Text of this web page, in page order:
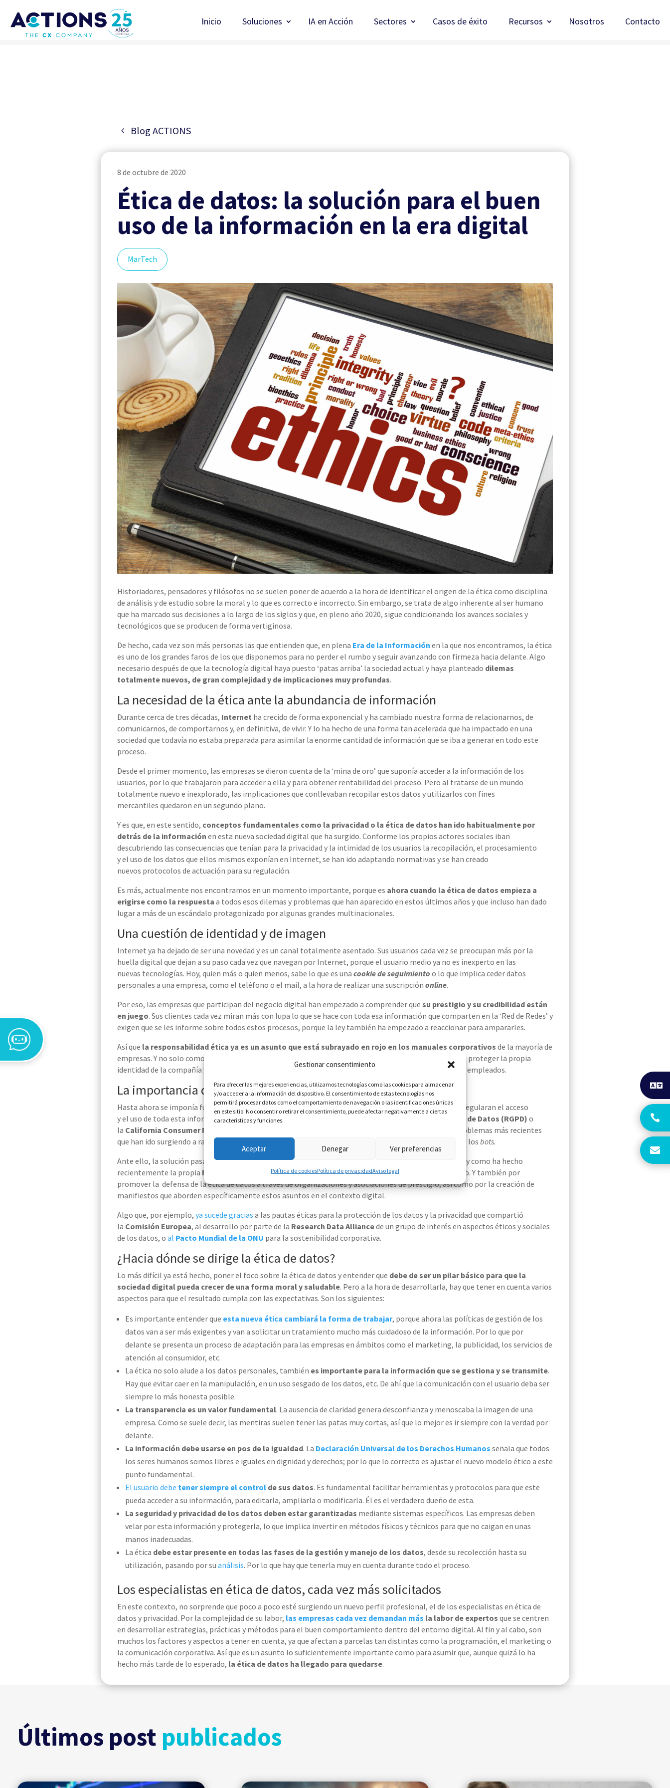
Gestionar consentimiento
Para ofrecer las mejores experiencias, utilizamos tecnologías como las cookies para almacenar
y/o acceder a la información del dispositivo. El consentimiento de estas tecnologías nos
permitirá procesar datos como el comportamiento de navegación o las identificaciones únicas
en este sitio. No consentir o retirar el consentimiento, puede afectar negativamente a ciertas
características y funciones.
Aceptar Denegar Ver preferencias
Política de cookiesPolítica de privacidadAviso legal
Inicio Soluciones IA en Acción Sectores Casos de éxito Recursos Nosotros Contacto
Blog ACTIONS
8 de octubre de 2020
Ética de datos: la solución para el buen
uso de la información en la era digital
MarTech
Historiadores, pensadores y filósofos no se suelen poner de acuerdo a la hora de identificar el origen de la ética como disciplina
de análisis yde estudio sobre la moral y lo que es correcto e incorrecto. Sin embargo, se trata de algo inherente al ser humano
que ha marcado sus decisiones a lo largo de los siglos y que, en pleno año 2020, sigue condicionando los avances sociales y
tecnológicos que se producen de forma vertiginosa.
De hecho, cada vez son más personas las que entienden que, en plena Era de la Información en la que nos encontramos, la ética
es uno de los grandes faros de los que disponemos para no perder el rumbo y seguir avanzando con firmeza hacia delante. Algo
necesario después de que la tecnología digital haya puesto ‘patas arriba’ la sociedad actual y haya planteado dilemas
totalmente nuevos, de gran complejidad y de implicaciones muy profundas.
La necesidad de la ética ante la abundancia de información
Durante cerca de tres décadas, Internet ha crecido de forma exponencial y ha cambiado nuestra forma de relacionarnos, de
comunicarnos, de comportarnos y, en definitiva, de vivir. Y lo ha hecho de una forma tan acelerada que ha impactado en una
sociedad que todavía no estaba preparada para asimilar la enorme cantidad de información que se iba a generar en todo este
proceso.
Desde el primer momento, las empresas se dieron cuenta de la ‘mina de oro’ que suponía acceder a la información de los
usuarios, por lo que trabajaron para acceder a ella y para obtener rentabilidad del proceso. Pero al tratarse de un mundo
totalmente nuevo e inexplorado, las implicaciones que conllevaban recopilar estos datos y utilizarlos con fines
mercantiles quedaron en un segundo plano.
Y es que, en este sentido, conceptos fundamentales como la privacidad o la ética de datos han ido habitualmentepor
detrás de la información en esta nueva sociedad digital que ha surgido. Conforme los propios actores sociales iban
descubriendo las consecuencias que tenían para la privacidad y la intimidad de los usuarios la recopilación, el procesamiento
yel uso de los datos que ellos mismos exponían en Internet, se han ido adaptando normativas yse han creado
nuevos protocolos de actuación para su regulación.
Es más, actualmente nos encontramos en un momento importante, porque es ahora cuando la ética de datos empieza a
erigirse como la respuesta a todos esos dilemas y problemas que han aparecido en estos últimos años y que incluso han dado
lugar a más de un escándalo protagonizado por algunas grandes multinacionales.
Una cuestión de identidad y de imagen
Internet ya ha dejado de ser una novedad y es un canal totalmente asentado. Sus usuarios cada vez se preocupan más por la
huella digital que dejan a su paso cada vez que navegan por Internet, porque el usuario medio ya no es inexperto en las
nuevas tecnologías. Hoy, quien más o quien menos, sabe lo que es una cookiede seguimiento o lo que implica ceder datos
personales a una empresa, como el teléfono o el mail, a la hora de realizar una suscripción online.
Por eso, las empresas que participan del negocio digital han empezado a comprender que su prestigio y su credibilidad están
en juego. Sus clientes cada vez miran más con lupa lo que se hace con toda esa información que comparten en la ‘Red de Redes’ y
exigen que se les informe sobre todos estos procesos, porque la ley también ha empezado a reaccionarpara ampararles.
Así que la responsabilidad ética ya es un asunto que está subrayado en rojo en los manuales corporativos de la mayoría de
empresas. Y no solo como forma de
agradar y tranquilizar a los usuarios, sino también como manera de proteger la propia
identidad de la compañía y de promover una cultura ética interna,que fortalezca sus valores y una a sus empleados.
La importancia de legislar y de promover grupos de apoyo
Hasta ahora se imponía fundamentalmenteelautocontrolpor la ausencia de códigosespecíficosque regularan el acceso
yel uso de toda esta información. De hecho,normativas como Reglamento General de Protección de Datos (RGPD) o
la California Consumer Privacy
anticipar los problemas más recientes
que han ido surgiendo a raíz de nuevas tecnologías, como las derivadas de la o de los bots.
Ante ello, la solución pasa
por actualizar los propios reglamentos
para responder a estos desafíos, tal y como ha hecho
recientemente la propia RGPD en Europa para fortalecer el papel quejuegan los usuarios en el proceso. Y también por
promover la defensa de la ética de datos a través de organizacionesy asociacionesde prestigio, así como porla creación de
manifiestos que aborden específicamente estos asuntos en el contexto digital.
Algo que, por ejemplo, ya sucede gracias a las pautas éticas para la protección de los datos y la privacidad que compartió
la Comisión Europea, al desarrollo por parte de la Research Data Alliancede un grupo de interés en aspectos éticos y sociales
de los datos, o al Pacto Mundial de la ONU para la sostenibilidad corporativa.
¿Hacia dónde se dirige la ética de datos?
Lo más difícil ya está hecho, poner el foco sobre la ética de datos y entender que debedeserun pilar básico para que la
sociedad digital pueda crecer de una forma moral y saludable. Pero a la hora de desarrollarla, hay que tener en cuenta varios
aspectos para que el resultado cumpla con las expectativas. Son los siguientes:
Es importante entender que esta nueva ética cambiará la forma de trabajar, porque ahora las políticas de gestión de los
datos van a ser más exigentes y van a solicitar un tratamiento mucho más cuidadoso de la información. Por lo que por
delante se presenta un proceso de adaptación para las empresas en ámbitos como el marketing, la publicidad, los servicios de
atención al consumidor, etc.
La ética no solo alude a los datos personales, también es importante para la información quese gestiona yse transmite.
Hay que evitar caer en la manipulación, en un uso sesgado de los datos, etc. De ahí que la comunicación con el usuario deba ser
siempre lo más honesta posible.
La transparencia es un valorfundamental. La ausencia de claridad genera desconfianza y menoscaba la imagen de una
empresa. Como se suele decir, las mentiras suelen tener las patas muy cortas, así que lo mejor es ir siempre con la verdad por
delante.
La información debe usarse en pos de la igualdad. La Declaración Universal de los Derechos Humanos señala que todos
los seres humanos somos libres e iguales en dignidad y derechos; por lo que lo correcto es ajustar el nuevo modelo ético a este
punto fundamental.
El usuario debe tener siempre el controlde sus datos. Es fundamental facilitar herramientas y protocolos para que este
pueda acceder a su información, para editarla, ampliarla o modificarla. Él es el verdadero dueño de esta.
La seguridad y privacidad de los datos deben estar garantizadas mediante sistemas específicos. Las empresas deben
velar por esta información y protegerla, lo que implica invertir en métodos físicos y técnicos para que no caigan en unas
manos inadecuadas.
La ética debe estar presente en todas las fases dela gestión y manejo de los datos, desde su recolección hasta su
utilización, pasando por su análisis. Por lo que hay que tenerla muy en cuenta durante todo el proceso.
Los especialistas en ética de datos, cada vez más solicitados
En este contexto, no sorprende que poco a poco esté surgiendo un nuevo perfil profesional, el de los especialistas en ética de
datos y privacidad. Por la complejidad de su labor, las empresas cada vez demandan más la labor de expertos que se centren
en desarrollar estrategias, prácticas y métodos para el buen comportamiento dentro del entorno digital. Al fin y al cabo, son
muchos los factores y aspectos a tener en cuenta, ya que afectan a parcelas tan distintas como la programación, el marketing o
la comunicación corporativa. Así que es un asunto lo suficientemente importante como para asumir que, aunque quizá lo ha
hecho más tarde de lo esperado, la ética de datos ha llegado para quedarse.
Últimos post publicados